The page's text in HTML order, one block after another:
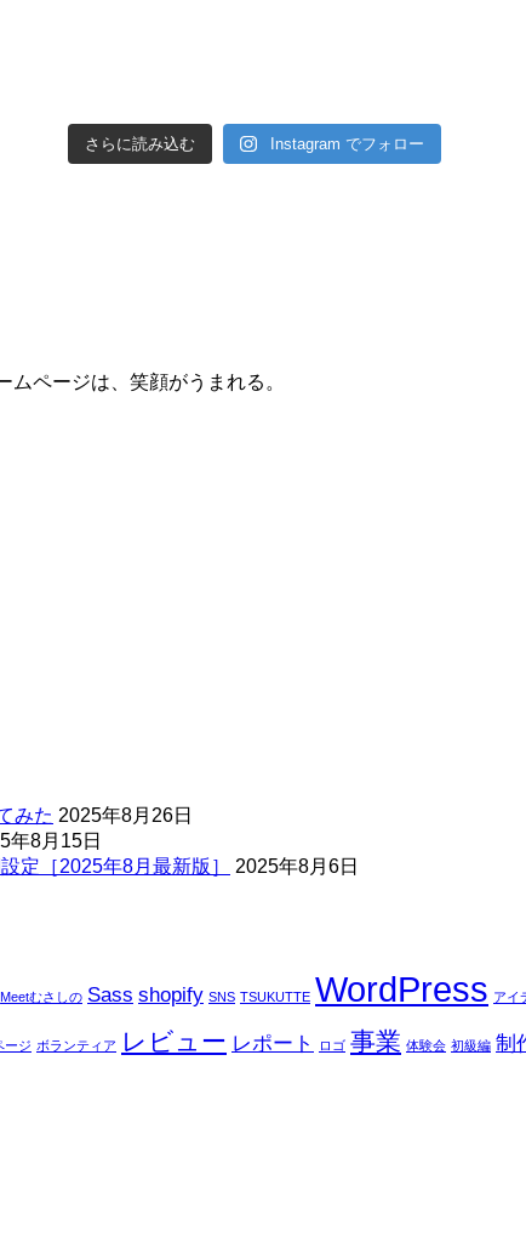
さらに読み込む Instagram でフォロー
ページは、笑顔がうまれる。
みた 2025年8月26日
年8月15日
定［2025年8月最新版］
2025年8月6日
Meetむさしの Sass shopify SNS TSUKUTTE WordPress アイ
ージ ボランティア レビュー レポート ロゴ 事業 体験会 初級編 制